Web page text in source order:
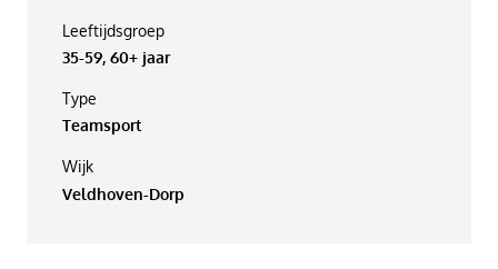
Leeftijdsgroep
35-59, 60+ jaar
Type
Teamsport
Wijk
Veldhoven-Dorp